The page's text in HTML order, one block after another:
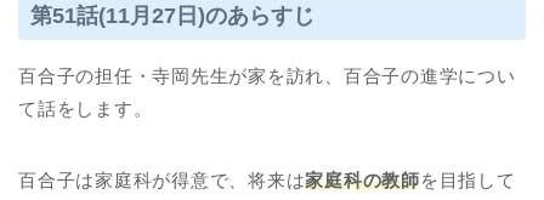
第51話(11月27日)のあらすじ
百合子の担任・寺岡先生が家を訪れ、百合子の進学につい
て話をします。
百合子は家庭科が得意で、将来は家庭科の教師を目指して